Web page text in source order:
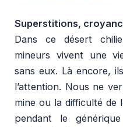
Superstitions,
Dans ce désert
mineurs vivent une
sans eux. Là encore,
l’attention. Nous ne
mine ou la difficulté de
pendant le